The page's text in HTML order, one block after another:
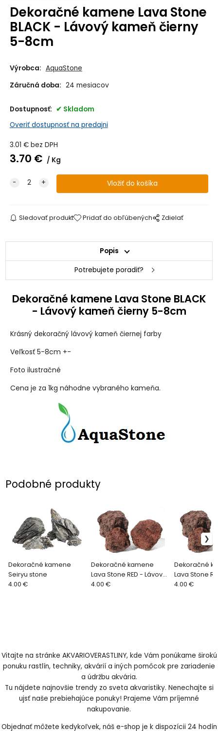
Dekoračné kamene Lava Stone
BLACK - Lávový kameň čierny
5-8cm
Výrobca: AquaStone
Záručná doba: 24 mesiacov
Dostupnosť:
Skladom
Overiť dostupnosť na predajni
3.01 € bez DPH
3.70 € Kg
Sledovať produkt Pridať do obľúbených Zdielať
Popis
Potrebujete poradiť?
Dekoračné kamene Lava Stone BLACK
- Lávový kameň čierny 5-8cm
Krásný dekoračný lávový kameň čiernej farby
Veľkosť 5-8cm +-
Foto ilustračné
Cena je za 1kg náhodne vybraného kameňa.
Podobné produkty
Dekoračné kamene
Seiryu stone
4.00 €
Dekoračné kamene
Lava Stone RED - Lávový
kameň červený 5-8cm
4.00 €
Dekoračné
Lava Stone
kameň
4.00 €
Vitajte na stránke AKVARIOVERASTLINY, kde Vám ponúkame širokú
ponuku rastlín, techniky, akvárií a iných pomôcok pre zariadenie
a údržbu akvária.
Tu nájdete najnovšie trendy zo sveta akvaristiky. Nenechajte si
ujsť naše prebiehajúce ponuky! Prajeme Vám príjemné
nakupovanie.
Objednať môžete kedykoľvek, náš e-shop je k dispozícii 24 hodín